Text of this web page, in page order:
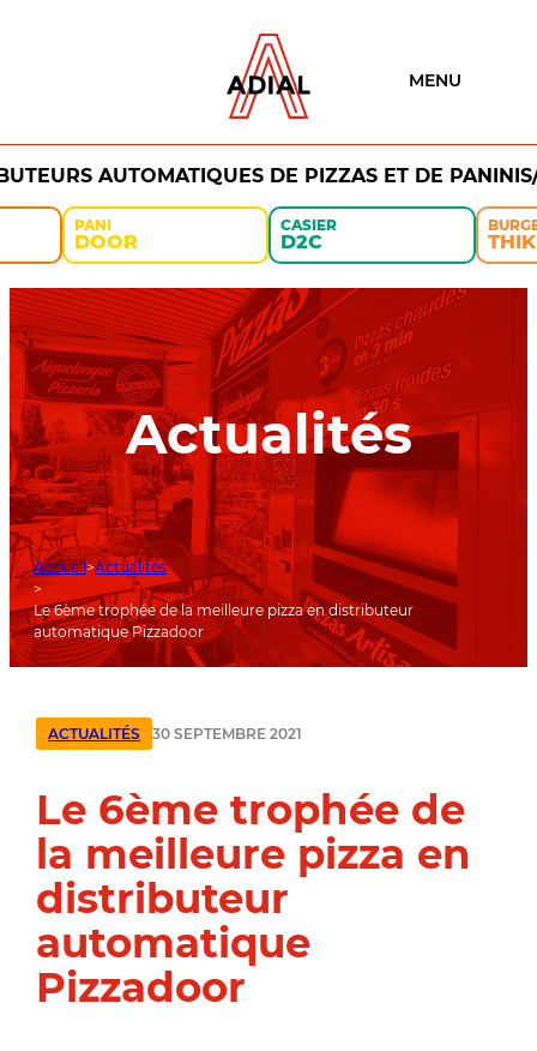
MENU
AUTOMATIQUES DE PIZZAS ET DE
PANI
DOOR
CASIER
D2C THIK
Actualités
Accueil Actualités
Le 6ème trophée de la meilleure pizza en distributeur
automatique Pizzadoor
ACTUALITÉS 30 SEPTEMBRE 2021
Le 6ème trophée de
la meilleure pizza en
distributeur
automatique
Pizzadoor